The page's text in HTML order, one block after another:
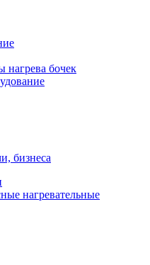
бочек
бизнеса
нагревательные